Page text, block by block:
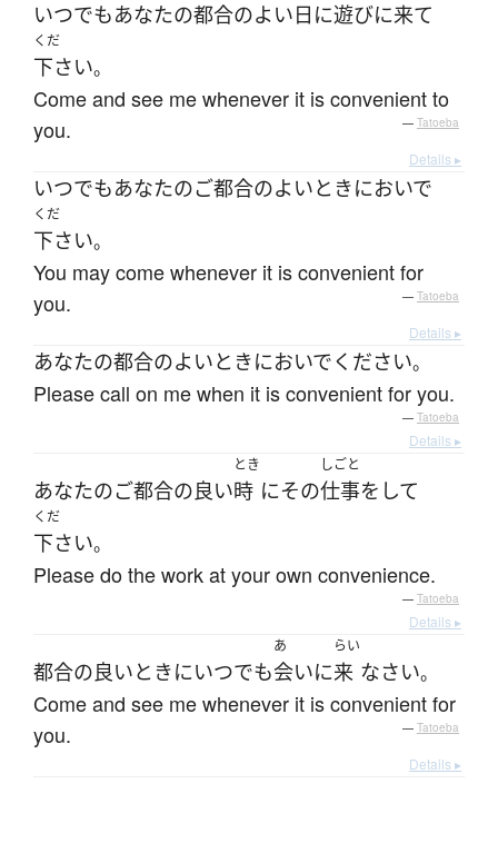
いつでもあなたの都合のよい日 に遊びに来て
くだ
下さい。
Come and see me whenever it is convenient to
you.
— Tatoeba
Details ▸
いつでもあなたのご都合のよいときにおいで
くだ
下さい。
You may come whenever it is convenient for
you.
— Tatoeba
Details ▸
あなたの都合のよいときにおいでください。
Please call on me when it is convenient for you.
— Tatoeba
Details ▸
あなたのご都合の良い
とき
時 にその
しごと
仕事を して
くだ
下さい。
Please do the work at your own convenience.
— Tatoeba
Details ▸
都合の良いときにいつでも
あ
会いに
らい
来 なさい。
Come and see me whenever it is convenient for
you.
— Tatoeba
Details ▸